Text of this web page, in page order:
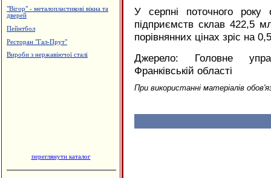
Виробництво солоду, ВАТ
"Дятьківці"
Приватна садиба "Добрий ранок"
Водостічні системи Struga
Утеплення та оздоблення будинків.
переглянути каталог
У серпні поточного року
підприємств склав 422,5
порівнянних цінах зріс на
Джерело: Головне
Франківській області
При використанні матеріалів